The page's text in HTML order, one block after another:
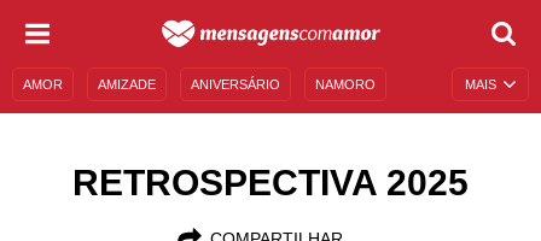
MAIS
AMOR AMIZADE ANIVERSÁRIO NAMORO
UNIVERSO FEMININO AUTOAJUDA DESCULPAS
RETROSPECTIVA 2025